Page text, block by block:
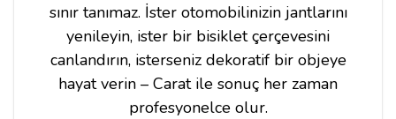
sınır tanımaz. İster otomobilinizin jantlarını
yenileyin, ister bir bisiklet çerçevesini
canlandırın, isterseniz dekoratif bir objeye
hayat verin – Carat ile sonuç her zaman
profesyonelce olur.